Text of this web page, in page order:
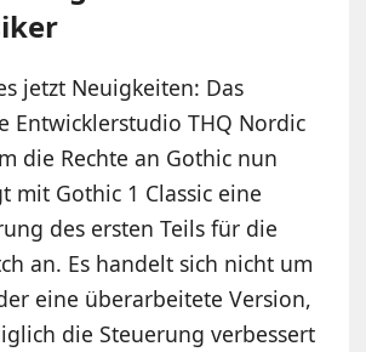
jetzt Neuigkeiten: Das
Entwicklerstudio THQ Nordic
die Rechte an Gothic nun
mit Gothic 1 Classic eine
des ersten Teils für die
an. Es handelt sich nicht um
eine überarbeitete Version,
die Steuerung verbessert